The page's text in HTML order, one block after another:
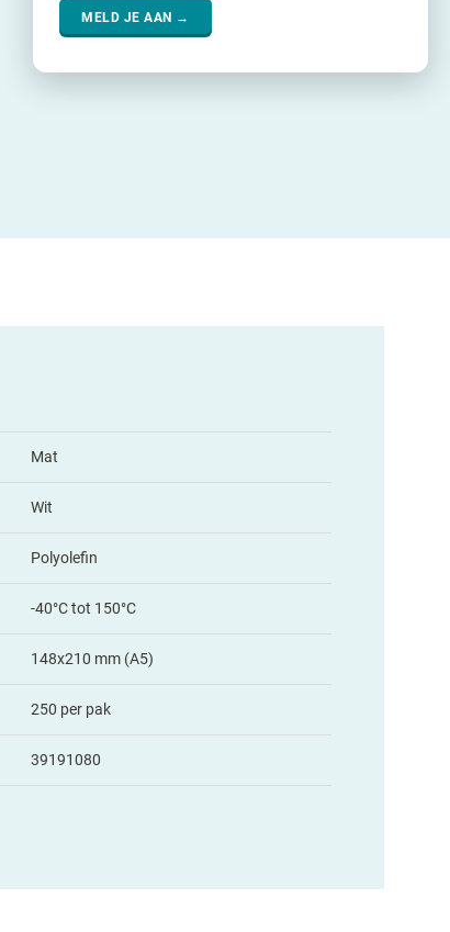
Mat
Wit
Polyolefin
-40°C tot 150°C
148x210 mm (A5)
250 per pak
39191080
MELD JE AAN →